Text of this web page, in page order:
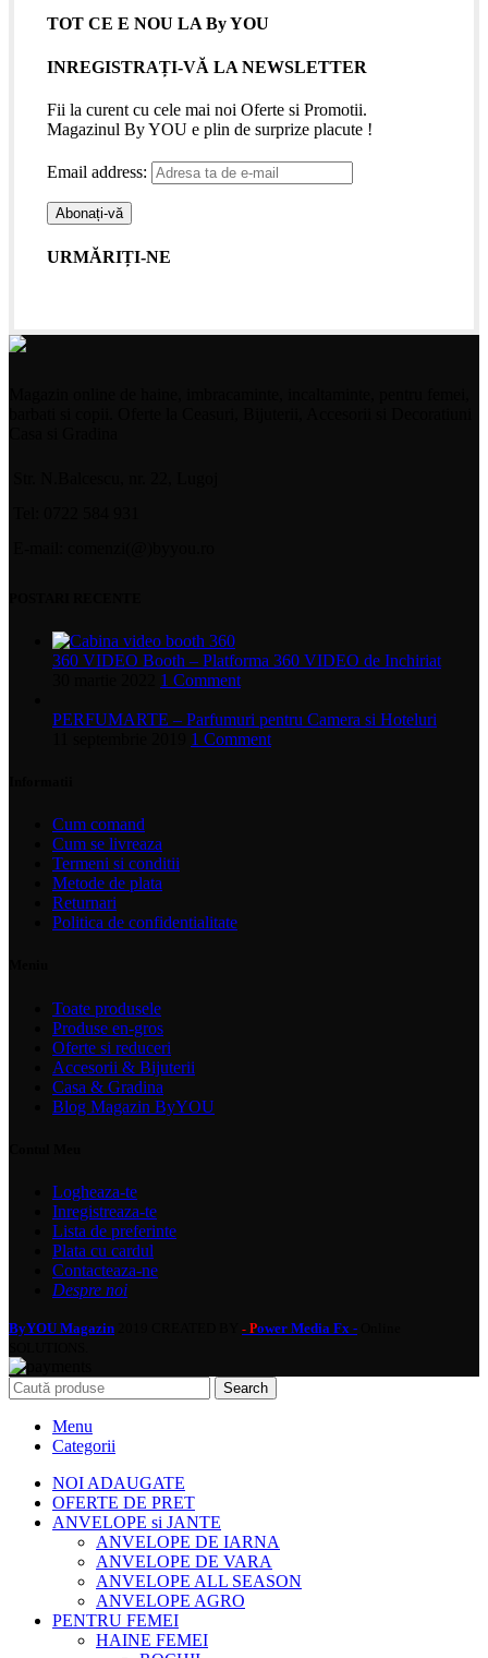
TOT CE E NOU LA By YOU
INREGISTRAȚI-VĂ LA NEWSLETTER
Fii la curent cu cele mai noi Oferte si Promotii.
Magazinul By YOU e plin de surprize placute !
Email address:
URMĂRIȚI-NE
360 VIDEO Booth – Platforma 360 VIDEO de Inchiriat
1 Comment
PERFUMARTE – Parfumuri pentru Camera si Hoteluri
1 Comment
Cum comand
Cum se livreaza
Termeni si conditii
Metode de plata
Returnari
Politica de confidentialitate
Toate produsele
Produse en-gros
Oferte si reduceri
Accesorii & Bijuterii
Casa & Gradina
Blog Magazin ByYOU
Logheaza-te
Inregistreaza-te
Lista de preferinte
Plata cu cardul
Contacteaza-ne
Despre noi
ByYOU Magazin - Power Media Fx -
Search
Menu
Categorii
NOI ADAUGATE
OFERTE DE PRET
ANVELOPE si JANTE
ANVELOPE DE IARNA
ANVELOPE DE VARA
ANVELOPE ALL SEASON
ANVELOPE AGRO
PENTRU FEMEI
HAINE FEMEI